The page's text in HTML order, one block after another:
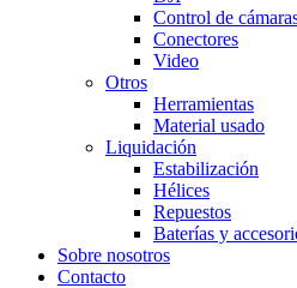
Control de
Conectores
Video
Otros
Herramientas
Material usado
Liquidación
Estabilización
Hélices
Repuestos
Baterías y
Sobre nosotros
Contacto